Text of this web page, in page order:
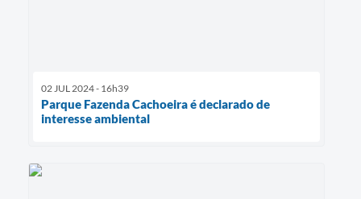
02 JUL 2024 - 16h39
Parque Fazenda Cachoeira é declarado de
interesse ambiental